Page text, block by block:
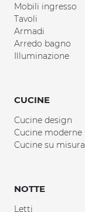
Mobili ingresso
Tavoli
Armadi
Arredo bagno
Illuminazione
CUCINE
Cucine design
Cucine moderne
Cucine su misura
NOTTE
Letti